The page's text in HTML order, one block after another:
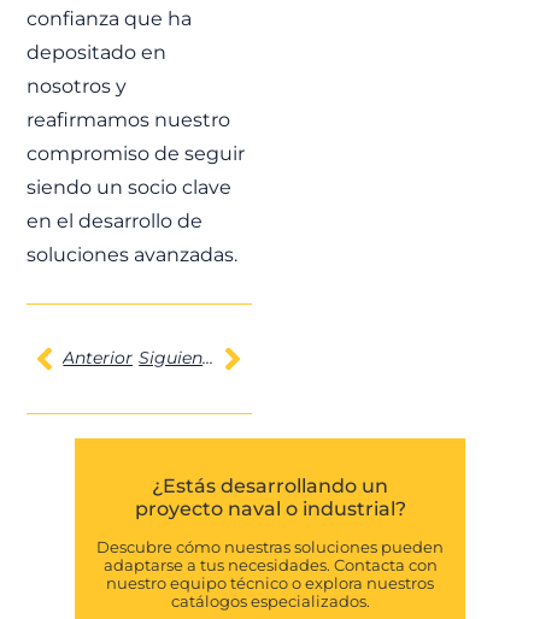
confianza que ha
depositado en
nosotros y
reafirmamos nuestro
compromiso de seguir
siendo un socio clave
en el desarrollo de
soluciones avanzadas.
Anterior Siguiente
¿Estás desarrollando un
proyecto naval o industrial?
Descubre cómo nuestras soluciones pueden
adaptarse a tus necesidades. Contacta con
nuestro equipo técnico o explora nuestros
catálogos especializados.